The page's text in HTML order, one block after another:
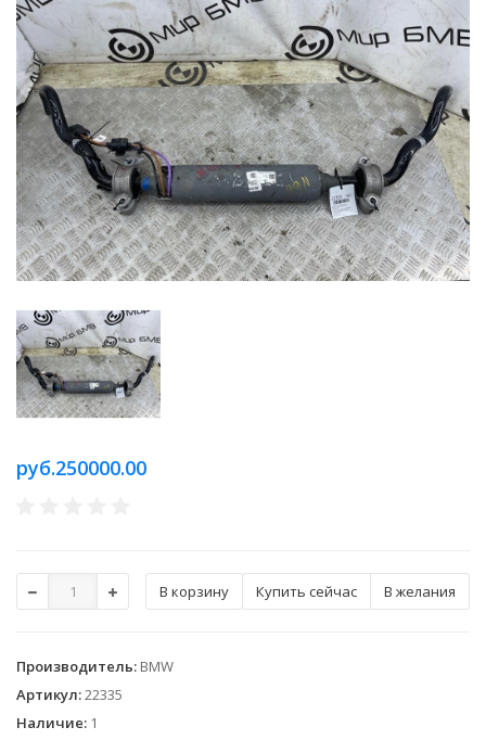
руб.250000.00
Купить сейчас В желания
Производитель: BMW
Артикул:22335
Наличие: 1